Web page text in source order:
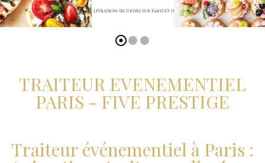
LIVRAISON SECURISEE SUR PARIS ET IDF
TRAITEUR EVENEMENTIEL
PARIS - FIVE PRESTIGE
Traiteur événementiel à Paris :